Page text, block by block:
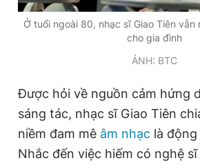
Ở tuổi ngoài 80, nhạc sĩ Giao Tiên vẫn
cho gia đình
ẢNH: BTC
Được hỏi về nguồn cảm hứng
sáng tác, nhạc sĩ Giao Tiên
niềm đam mê âm nhạc là
Nhắc đến việc hiếm có nghệ